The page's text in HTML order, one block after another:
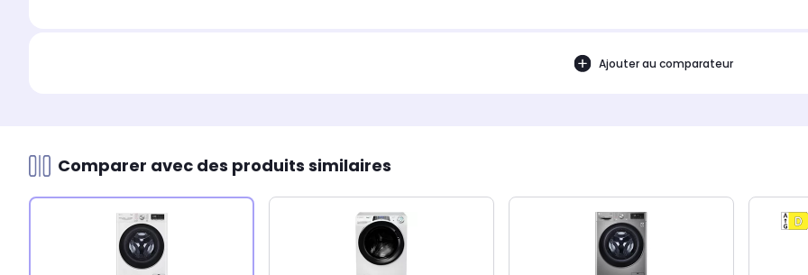
Ajouter au comparateur
Comparer avec des produits similaires